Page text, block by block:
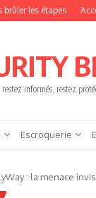
étapes Accès
restez informés, restez
Escroquerie
: la menace